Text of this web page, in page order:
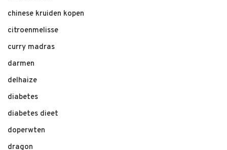
chinese kruiden kopen
citroenmelisse
curry madras
darmen
delhaize
diabetes
diabetes dieet
doperwten
dragon